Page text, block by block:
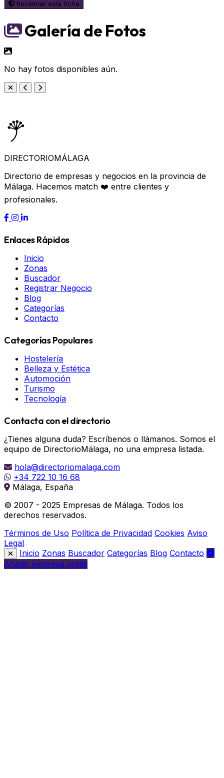
Reclamar esta ficha
Galería de Fotos
No hay fotos disponibles aún.
DIRECTORIOMÁLAGA
Directorio de empresas y negocios en la provincia de
Málaga. Hacemos match ❤️ entre clientes y
profesionales.
Enlaces Rápidos
Inicio
Zonas
Buscador
Registrar Negocio
Blog
Categorías
Contacto
Categorías Populares
Hostelería
Belleza y Estética
Automoción
Turismo
Tecnología
Contacta con el directorio
¿Tienes alguna duda? Escríbenos o llámanos. Somos el
equipo de DirectorioMálaga, no una empresa listada.
hola@directoriomalaga.com
+34 722 10 16 68
Málaga, España
© 2007 - 2025 Empresas de Málaga. Todos los
derechos reservados.
Términos de Uso Política de Privacidad Cookies Aviso
Legal
Inicio Zonas Buscador Categorías Blog Contacto
Añadir empresa gratis